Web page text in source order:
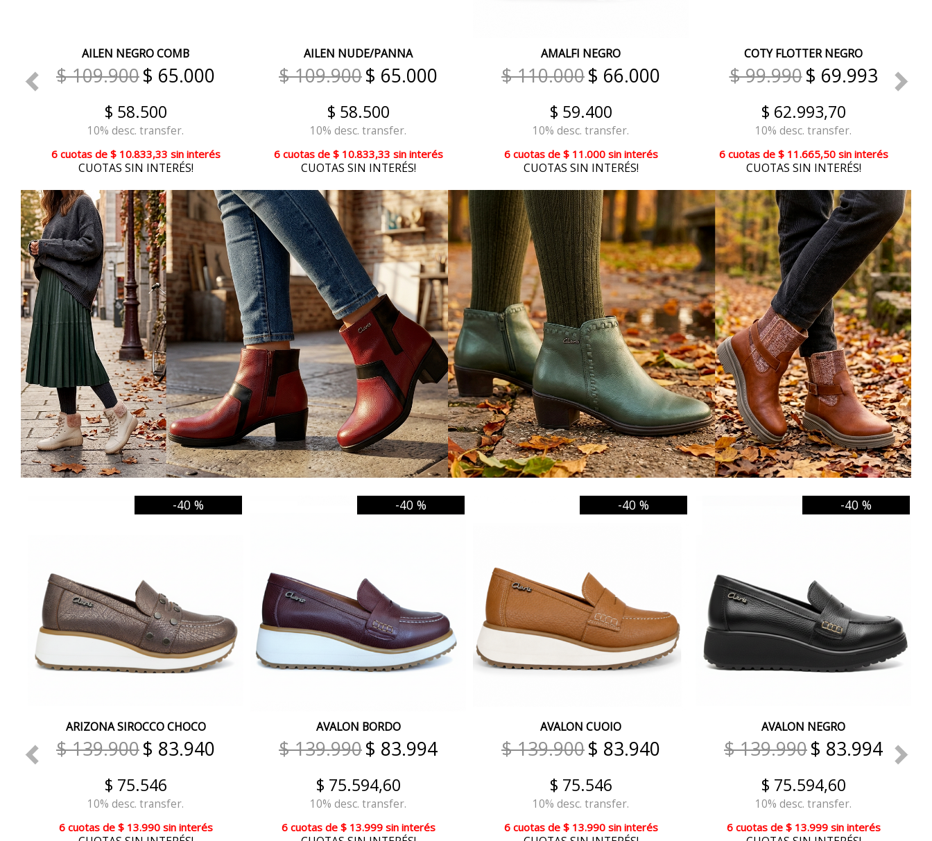
AILEN NEGRO COMB
$ 109.900$ 65.000
$ 58.500
10% desc. transfer.
6 cuotasde $ 10.833,33 sin interés
CUOTAS SIN INTERÉS!
AILEN NUDE/PANNA
$ 109.900$ 65.000
$ 58.500
10% desc. transfer.
6 cuotasde $ 10.833,33 sin interés
CUOTAS SIN INTERÉS!
AMALFI NEGRO
$ 110.000$ 66.000
$ 59.400
10% desc. transfer.
6 cuotasde $ 11.000sin interés
CUOTAS SIN INTERÉS!
COTY FLOTTER NEGRO
$ 99.990$ 69.993
$ 62.993,70
10% desc. transfer.
6 cuotasde $ 11.665,50sin interés
CUOTAS SIN INTERÉS!
-40 %
ARIZONA SIROCCO CHOCO
$ 139.900$ 83.940
$ 75.546
10% desc. transfer.
6 cuotasde $ 13.990sin interés
-40 %
AVALON BORDO
$ 139.990$ 83.994
$ 75.594,60
10% desc. transfer.
6 cuotasde $ 13.999sin interés
-40 %
AVALON CUOIO
$ 139.900$ 83.940
$ 75.546
10% desc. transfer.
6 cuotasde $ 13.990sin interés
-40 %
AVALON NEGRO
$ 139.990$ 83.994
$ 75.594,60
10% desc. transfer.
6 cuotasde $ 13.999sin interés